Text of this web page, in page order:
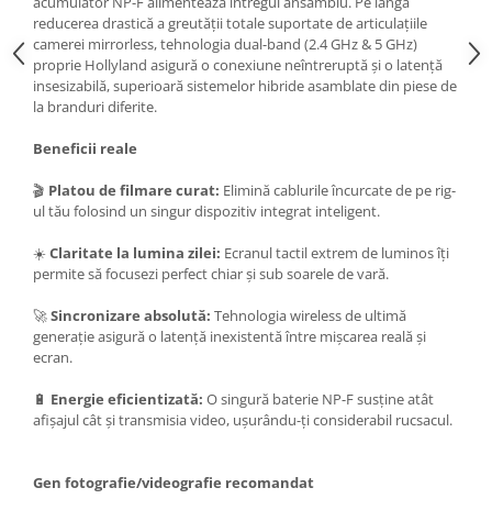
Camere Video Cinematice
Camere video de actiune
Accesorii camere video de actiune
Acumulatori camere video
Lampi video
Stabilizatoare (Gimbal) / Steady
Cam
Huse Protectie / Ploaie camere
Accesorii diverse pt camere video
Drone
Camere Video Compacte
reducerea drastică a greutății totale suportate de articulațiile
camerei mirrorless, tehnologia dual-band (2.4 GHz & 5 GHz)
proprie Hollyland asigură o conexiune neîntreruptă și o latență
insesizabilă, superioară sistemelor hibride asamblate din piese de
la branduri diferite.
Beneficii reale
🎬 Platou de filmare curat: Elimină cablurile încurcate de pe rig-
ul tău folosind un singur dispozitiv integrat inteligent.
☀️Claritate la lumina zilei: Ecranul tactil extrem de luminos îți
permite să focusezi perfect chiar și sub soarele de vară.
🚀Sincronizare absolută: Tehnologia wireless de ultimă
generație asigură o latență inexistentă între mișcarea reală și
ecran.
🔋 Energie eficientizată: O singură baterie NP-F susține atât
afișajul cât și transmisia video, ușurându-ți considerabil rucsacul.
Gen fotografie/videografie recomandat